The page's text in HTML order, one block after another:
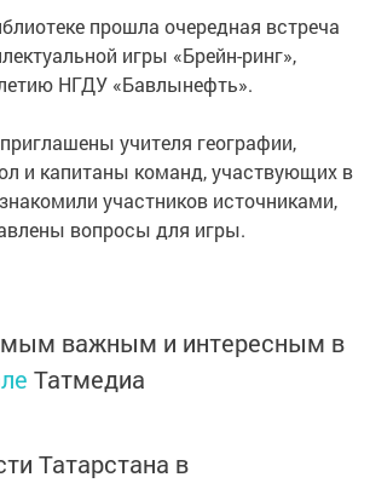
прошла очередная встреча
игры «Брейн-ринг»,
НГДУ «Бавлынефть».
учителя географии,
и капитаны команд, участвующих в
участников источниками,
вопросы для игры.
важным и интересным в
Татмедиа
Татарстана в